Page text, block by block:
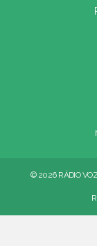
© 2026 RÁDIO VOZ